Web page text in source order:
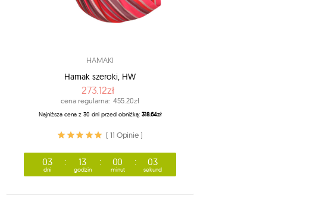
HAMAKI
Hamak szeroki, HW
273.12zł
cena regularna: 455.20zł
Najniższa cena z 30 dni przed obniżką: 318.64zł
( 11 Opinie )
03
dni
13
godzin
00
minut
02
sekund